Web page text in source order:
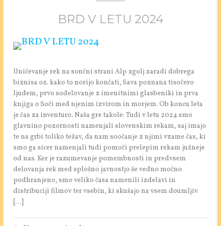
BRD V LETU 2024
Uničevanje rek na sončni strani Alp zgolj zaradi dobrega
biznisa oz. kako to norijo končati, Sava poznana tisočero
ljudem, prvo sodelovanje z imenitnimi glasbeniki in prva
knjiga o Soči med njenim izvirom in morjem. Ob koncu leta
je čas za inventuro. Naša gre takole: Tudi v letu 2024 smo
glavnino pozornosti namenjali slovenskim rekam, saj imajo
te na grbi toliko težav, da nam soočanje z njimi vzame čas, ki
smo ga sicer namenjali tudi pomoči prelepim rekam južneje
od nas. Ker je razumevanje pomembnosti in predvsem
delovanja rek med splošno javnostjo še vedno močno
podhranjeno, smo veliko časa namenili izdelavi in
distribuciji filmov ter vsebin, ki skušajo na vsem doumljiv
[…]